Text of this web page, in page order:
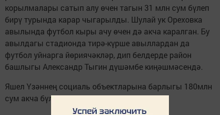
корылмалары сатып алу өчен тагын 31 млн сум бүлеп
бирү турында карар чыгарылды. Шулай ук Ореховка
авылында футбол кыры ачу өчен дә акча каралган. Бу
авылдагы стадионда тирә-күрше авыллардан да
футбол уйнарга йөриячәкләр, дип белдерде район
башлыгы Александр Тыгин дүшәмбе киңәшмәсендә.
Яшел Үзәннең социаль объектларына барлыгы 180млн
сум акча бүлеп бирелгән.